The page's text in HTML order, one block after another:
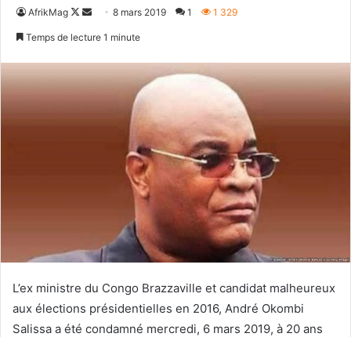
AfrikMag
Follow
Envoyer8 mars 2019 1 1 329
Temps de lecture 1 minute
L’ex ministre du Congo Brazzaville et candidat malheureux
aux élections présidentielles en 2016, André Okombi
Salissa a été condamné mercredi, 6 mars 2019, à 20 ans